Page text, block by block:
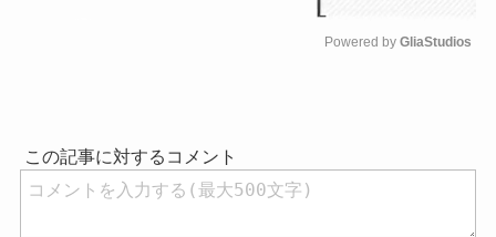
Powered by GliaStudios